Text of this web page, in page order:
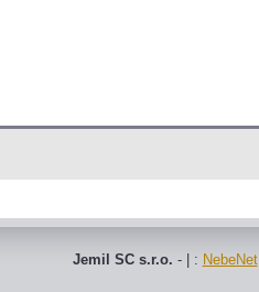
Jemil SC s.r.o. - | : NebeNet